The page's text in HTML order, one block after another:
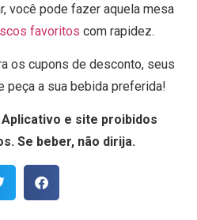
você pode fazer aquela mesa
favoritos com rapidez.
os cupons de desconto, seus
peça a sua bebida preferida!
e site proibidos
Se beber, não dirija.